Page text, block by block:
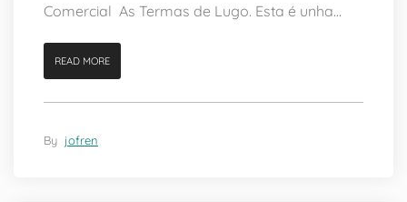
Comercial As Termas de Lugo. Esta é unha...
READ MORE
By jofren